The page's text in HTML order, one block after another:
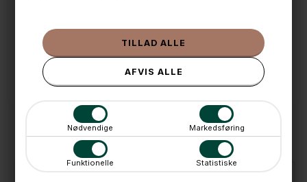
Nødvendige Markedsføring
Funktionelle Statistiske
💳 Betal med
📱 Kundeservice 50446800 (9-12)
Kundeservice mail@boxdelux.dk(24/7)
ANDRE IDÉER